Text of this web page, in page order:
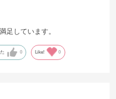
足しています。
0 Like! 0